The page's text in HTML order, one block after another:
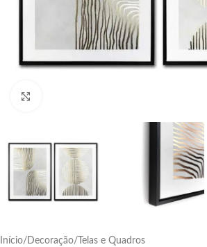
Início/ Decoração/ Telas e Quadros